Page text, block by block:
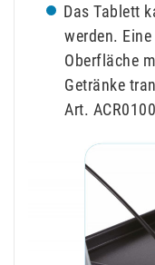
Das Tablett
werden.
Oberfläche
Getränke
Art.